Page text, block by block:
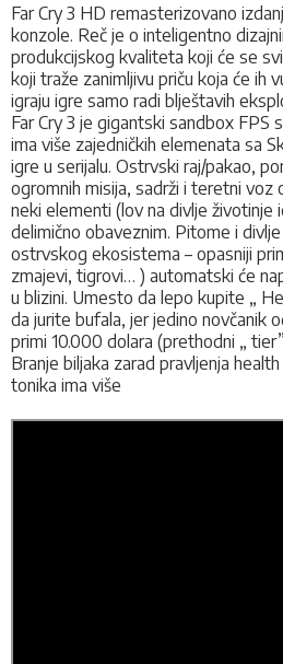
Far Cry 3 HD remasterizovano
konzole. Reč je o inteligentno
produkcijskog kvaliteta koji će se
koji traže zanimljivu priču koja će ih
igraju igre samo radi blještavih
Far Cry 3 je gigantski sandbox FPS
ima više zajedničkih elemenata sa
igre u serijalu. Ostrvski raj/pakao,
ogromnih misija, sadrži i teretni voz
neki elementi (lov na divlje životinje
delimično obaveznim. Pitome i
ostrvskog ekosistema – opasniji
zmajevi, tigrovi… ) automatski će
u blizini. Umesto da lepo kupite „
da jurite bufala, jer jedino novčanik
primi 10.000 dolara (prethodni „
Branje biljaka zarad pravljenja
tonika ima više